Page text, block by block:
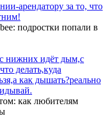
арендатору за то, что
подростки попали в
нижних идёт дым,с
делать,куда
как дышать?реально
как любителям